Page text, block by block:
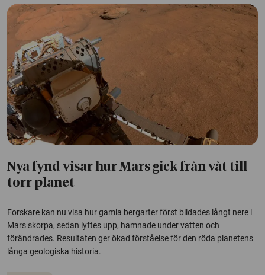
Nya fynd visar hur Mars gick från våt till
torr planet
Forskare kan nu visa hur gamla bergarter först bildades långt nere i
Mars skorpa, sedan lyftes upp, hamnade under vatten och
förändrades. Resultaten ger ökad förståelse för den röda planetens
långa geologiska historia.